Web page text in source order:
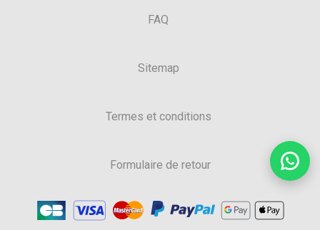
FAQ
Sitemap
Termes et conditions
Formulaire de retour